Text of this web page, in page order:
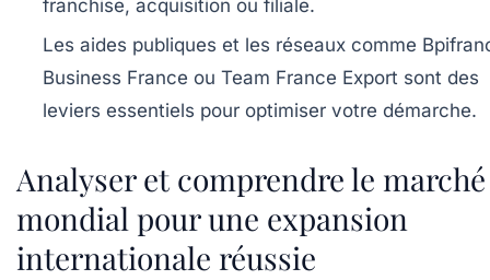
franchise, acquisition ou filiale.
Les aides publiques et les réseaux comme
Business France ou Team France Export sont des
leviers essentiels pour optimiser votre démarche.
Analyser et comprendre le marché
mondial pour une expansion
internationale réussie